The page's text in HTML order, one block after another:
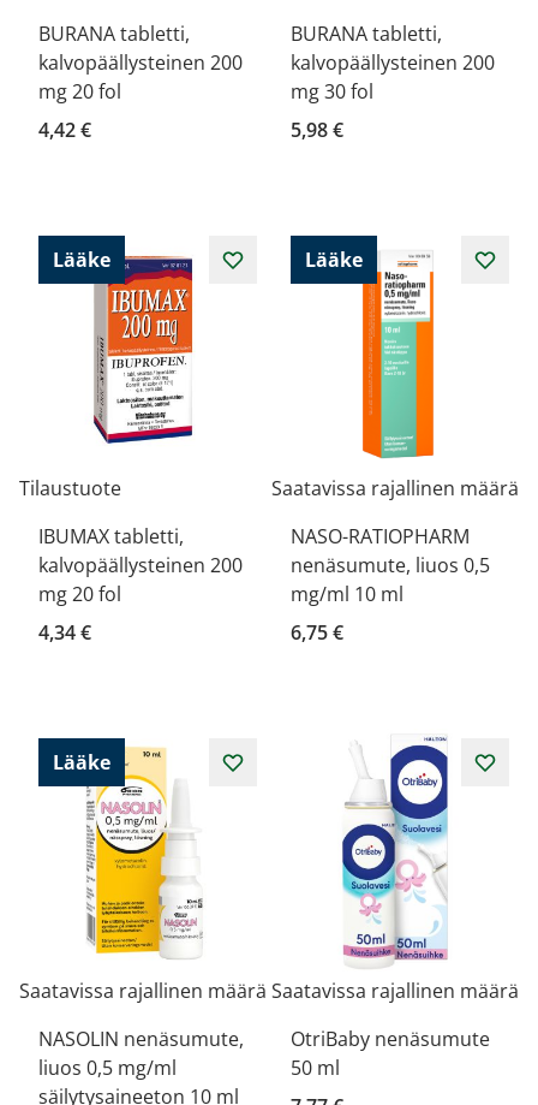
BURANA tabletti,
kalvopäällysteinen 200
mg 20 fol
4,42 €
BURANA tabletti,
kalvopäällysteinen 200
mg 30 fol
5,98 €
Lääke
Tilaustuote
IBUMAX tabletti,
kalvopäällysteinen 200
mg 20 fol
4,34 €
Lääke
Saatavissa rajallinen määrä
NASO-RATIOPHARM
nenäsumute, liuos 0,5
mg/ml 10 ml
6,75 €
Lääke
Saatavissa rajallinen määrä
NASOLIN nenäsumute,
liuos 0,5 mg/ml
säilytysaineeton 10 ml
Saatavissa rajallinen määrä
OtriBaby nenäsumute
50 ml